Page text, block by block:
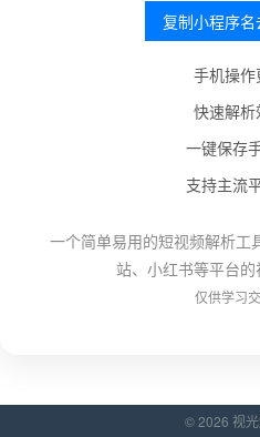
复制小程序
手机操
快速解析
一键保存
支持主流
一个简单易用的短视频解析工
站、小红书等平台的
仅供学习
© 2026 视